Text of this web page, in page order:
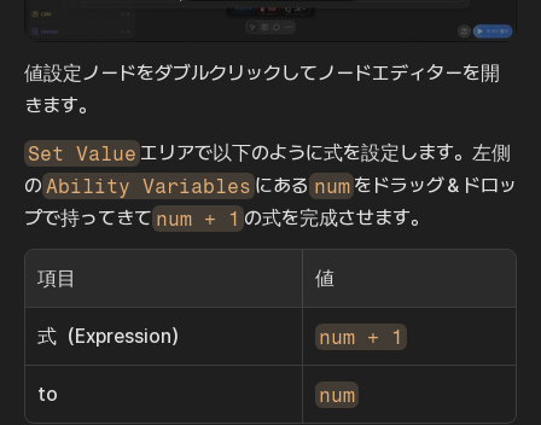
値設定ノードをダブルクリックしてノードエディターを開
きます。
Set Value エリアで以下のように式を設定します。左側
の Ability Variables にある num をドラッグ＆ドロッ
プで持ってきて num + 1 の式を完成させます。
項目 値
式（Expression） num + 1
to num